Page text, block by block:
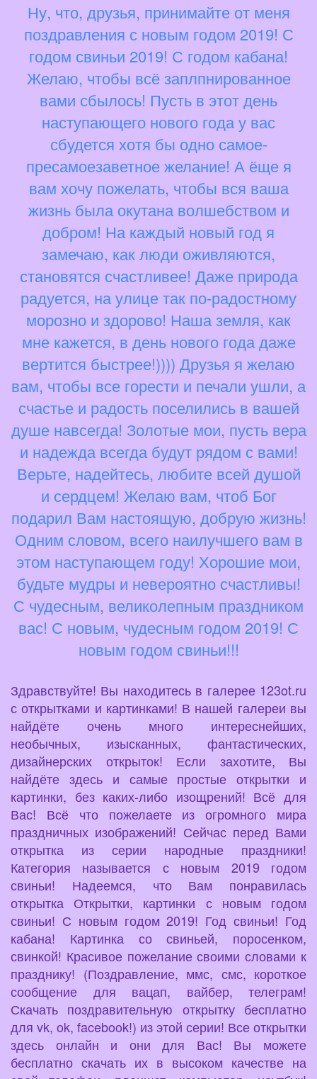
Ну, что, друзья, принимайте от меня
поздравления с новым годом 2019! С
годом свиньи 2019! С годом кабана!
Желаю, чтобы всё заплпнированное
вами сбылось! Пусть в этот день
наступающего нового года у вас
сбудется хотя бы одно самое-
пресамоезаветное желание! А ёще я
вам хочу пожелать, чтобы вся ваша
жизнь была окутана волшебством и
добром! На каждый новый год я
замечаю, как люди оживляются,
становятся счастливее! Даже природа
радуется, на улице так по-радостному
морозно и здорово! Наша земля, как
мне кажется, в день нового года даже
вертится быстрее!)))) Друзья я желаю
вам, чтобы все горести и печали ушли, а
счастье и радость поселились в вашей
душе навсегда! Золотые мои, пусть вера
и надежда всегда будут рядом с вами!
Верьте, надейтесь, любите всей душой
и сердцем! Желаю вам, чтоб Бог
подарил Вам настоящую, добрую жизнь!
Одним словом, всего наилучшего вам в
этом наступающем году! Хорошие мои,
будьте мудры и невероятно счастливы!
С чудесным, великолепным праздником
вас! С новым, чудесным годом 2019! С
новым годом свиньи!!!
Здравствуйте! Вы находитесь в галерее 123ot.ru
с открытками и картинками! В нашей галереи вы
найдёте очень много интереснейших,
необычных, изысканных, фантастических,
дизайнерских открыток! Если захотите, Вы
найдёте здесь и самые простые открытки и
картинки, без каких-либо изощрений! Всё для
Вас! Всё что пожелаете из огромного мира
праздничных изображений! Сейчас перед Вами
открытка из серии народные праздники!
Категория называется с новым 2019 годом
свиньи! Надеемся, что Вам понравилась
открытка Открытки, картинки с новым годом
свиньи! С новым годом 2019! Год свиньи! Год
кабана! Картинка со свиньей, поросенком,
свинкой! Красивое пожелание своими словами к
празднику! (Поздравление, ммс, смс, короткое
сообщение для вацап, вайбер, телеграм!
Скачать поздравительную открытку бесплатно
для vk, ok, facebook!) из этой серии! Все открытки
здесь онлайн и они для Вас! Вы можете
бесплатно скачать их в высоком качестве на